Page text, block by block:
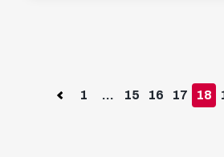
Previous
1 ... 15 16 17 18